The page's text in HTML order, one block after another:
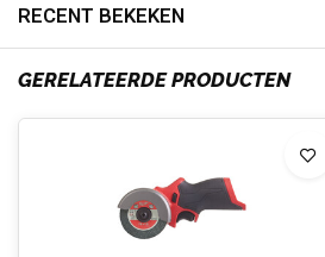
RECENT BEKEKEN
GERELATEERDE PRODUCTEN